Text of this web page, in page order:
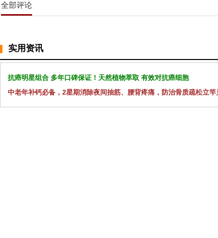
全部评论
实用资讯
抗癌明星组合 多年口碑保证！天然植物萃取 有效对抗癌细胞
中老年补钙必备，2星期消除夜间抽筋、腰背疼痛，防治骨质疏松立竿